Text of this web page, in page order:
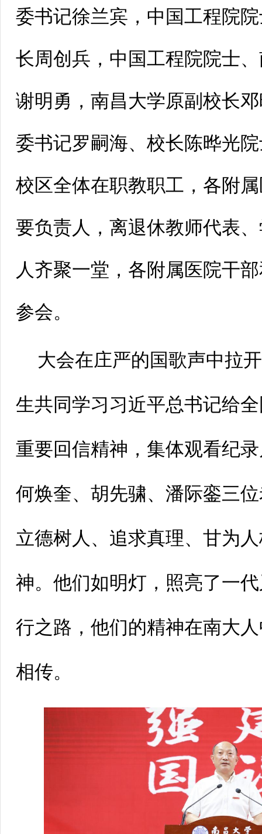
委书记徐兰宾，中国工程院
长周创兵，中国工程院院士
谢明勇，南昌大学原副校长
委书记罗嗣海、校长陈晔光
校区全体在职教职工，各附
要负责人，离退休教师代表
人齐聚一堂，各附属医院干
参会。
大会在庄严的国歌声中拉
生共同学习习近平总书记给
重要回信精神，集体观看纪
何焕奎、胡先骕、潘际銮三
立德树人、追求真理、甘为
神。他们如明灯，照亮了一
行之路，他们的精神在南大
相传。